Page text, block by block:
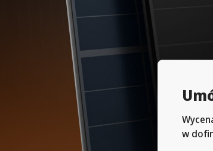
w